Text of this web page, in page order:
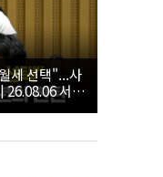
세 선택"...사
26.08.06 서울